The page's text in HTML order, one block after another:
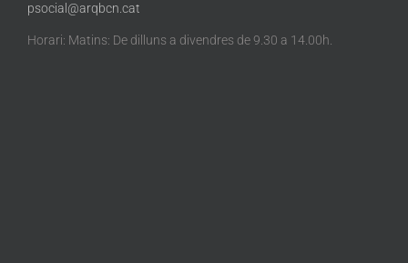
psocial@arqbcn.cat
Horari: Matins: De dilluns a divendres de 9.30 a 14.00h.